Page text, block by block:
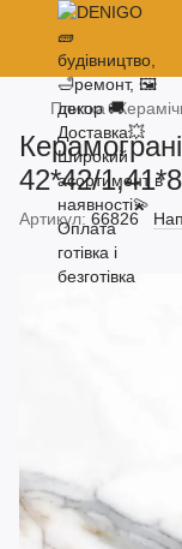
Плитка
42*42/
Артикул: 66826